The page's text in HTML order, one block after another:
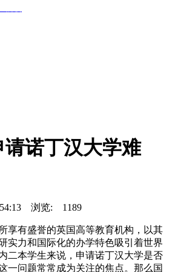
请诺丁汉大学难
浏览: 1189
享有盛誉的英国高等教育机构，以其
实力和国际化的办学特色吸引着世界
二本学生来说，申请诺丁汉大学是否
一问题常常成为关注的焦点。那么国